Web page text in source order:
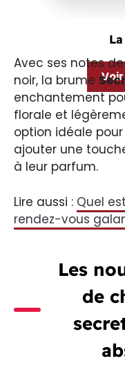
Avec ses notes
noir, la brume
enchantement
florale et
option idéale
ajouter une
à leur parfum.
Lire aussi : Quel
rendez-vous
Les
de